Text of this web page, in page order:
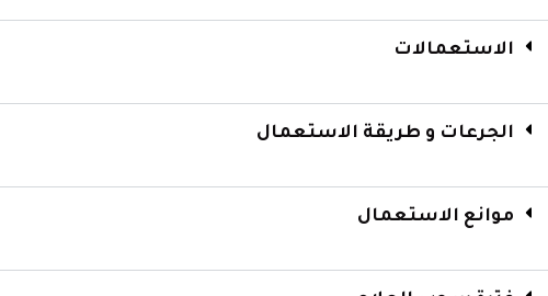
الاستعمالات
الجرعات و طريقة الاستعمال
موانع الاستعمال